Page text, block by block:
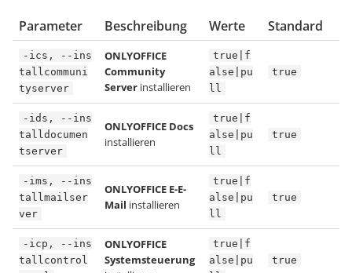
Parameter Beschreibung Werte Standard
-ics, --ins
tallcommuni
tyserver
ONLYOFFICE
Community
Server installieren
true|f
alse|pu
ll
true
-ids, --ins
talldocumen
tserver
ONLYOFFICE Docs
installieren
true|f
alse|pu
ll
true
-ims, --ins
tallmailser
ver
ONLYOFFICE E-E-
Mail installieren
true|f
alse|pu
ll
true
-icp, --ins
tallcontrol
ONLYOFFICE
Systemsteuerung
true|f
alse|pu
true